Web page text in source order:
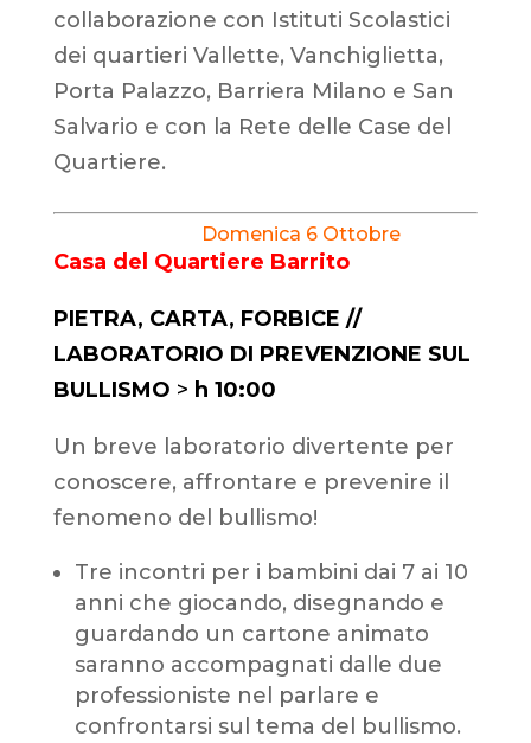
collaborazione con Istituti Scolastici
dei quartieri Vallette, Vanchiglietta,
Porta Palazzo, Barriera Milano e San
Salvario e con la Rete delle Case del
Quartiere.
Domenica 6 Ottobre
Casa del Quartiere Barrito
PIETRA, CARTA, FORBICE //
LABORATORIO DI PREVENZIONE SUL
BULLISMO > h 10:00
Un breve laboratorio divertente per
conoscere, affrontare e prevenire il
fenomeno del bullismo!
Tre incontri per i bambini dai 7 ai 10
anni che giocando, disegnando e
guardando un cartone animato
saranno accompagnati dalle due
professioniste nel parlare e
confrontarsi sul tema del bullismo.